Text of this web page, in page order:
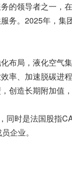
的领导者之一，
务。2025年，集
布局，液化空气
率、加速脱碳进
创造长期附加值，
时是法国股指
企业。